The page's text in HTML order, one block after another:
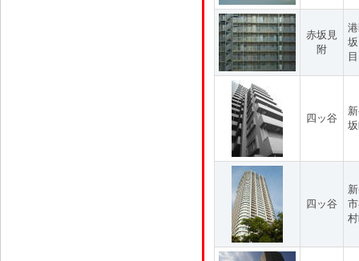
赤坂見
附
目
四ッ谷
四ッ谷